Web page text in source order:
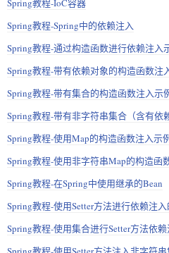
Spring教程-IoC容器
Spring教程-Spring中的依赖注入
Spring教程-通过构造函数进行依赖注入
Spring教程-带有依赖对象的构造函数注
Spring教程-带有集合的构造函数注入示
Spring教程-带有非字符串集合（含有依
Spring教程-使用Map的构造函数注入示
Spring教程-使用非字符串Map的构造函
Spring教程-在Spring中使用继承的Bean
Spring教程-使用Setter方法进行依赖注
Spring教程-使用集合进行Setter方法依